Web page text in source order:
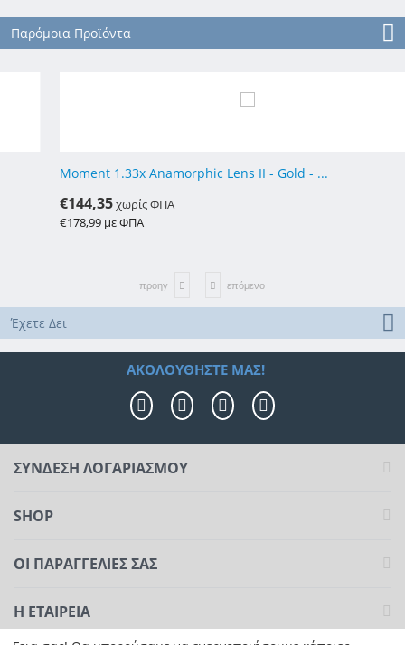
Παρόμοια Προϊόντα
Moment 1.33x Anamorphic Lens II - Gold - ...
144,35χωρίς ΦΠΑ
με ΦΠΑ
προηγ επόμενο
Έχετε Δει
ΑΚΟΛΟΥΘΉΣΤΕ ΜΑΣ!
ΣΥΝΔΕΣΗ ΛΟΓΑΡΙΑΣΜΟΥ​
SHOP
ΟΙ ΠΑΡΑΓΓΕΛΊΕΣ​ ΣΑΣ
Η ΕΤΑΙΡΕΊΑ​